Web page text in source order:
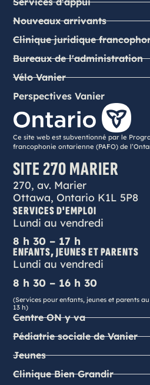
Nouveaux arrivants
Clinique juridique
Bureaux de l'administration
Vélo Vanier
Perspectives Vanier
Ce site web est subventionné par le
francophonie ontarienne (PAFO) de
SITE 270 MARIER
270, av. Marier
Ottawa, Ontario K1L 5P8
SERVICES D'EMPLOI
Lundi au vendredi
8 h 30 – 17 h
ENFANTS, JEUNES ET PARENTS
Lundi au vendredi
8 h 30 – 16 h 30
(Services pour enfants, jeunes et parents
13 h)
Centre ON y va
Pédiatrie sociale de Vanier
Jeunes
Clinique Bien Grandir